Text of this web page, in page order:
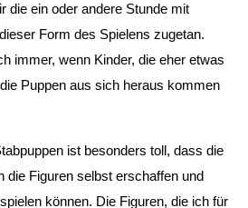
die ein oder andere Stunde mit
Form des Spielens zugetan.
immer, wenn Kinder, die eher etwas
Puppen aus sich heraus kommen
ist besonders toll, dass die
die Figuren selbst erschaffen und
können. Die Figuren, die ich für